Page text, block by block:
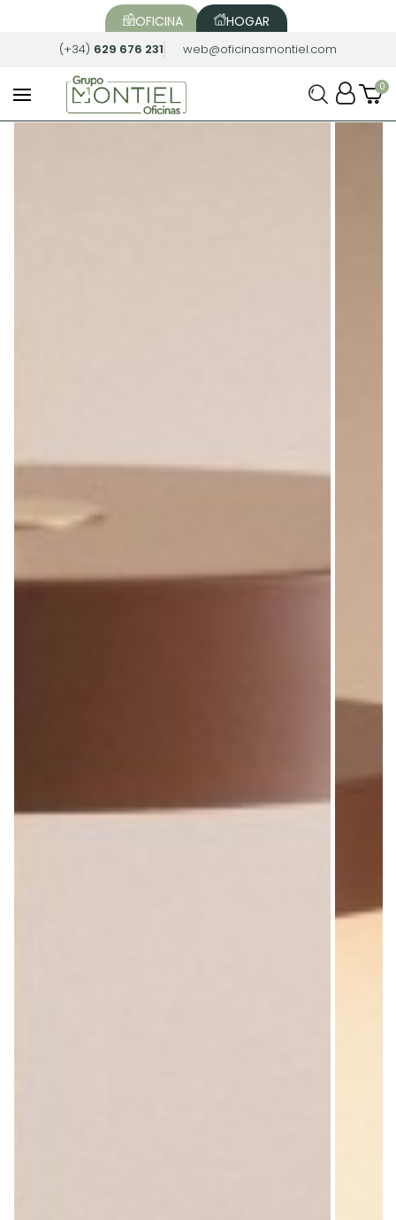
OFICINA HOGAR
(+34) 629 676 231 web@oficinasmontiel.com